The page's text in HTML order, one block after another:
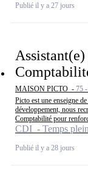
Publié il y a 27 jours
MAISON PICTO - 75
Picto est une enseigne
développement, nous
Comptabilité pour
CDI - Temps plein
Publié il y a 28 jours